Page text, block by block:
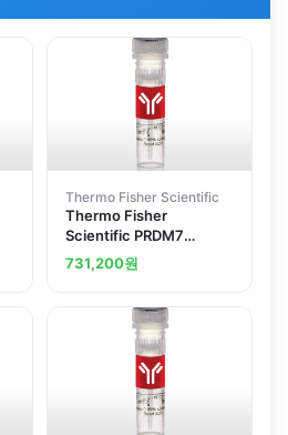
Thermo Fisher Scientific
Thermo Fisher
Scientific PRDM7
Polyclonal Antibody
731,200원